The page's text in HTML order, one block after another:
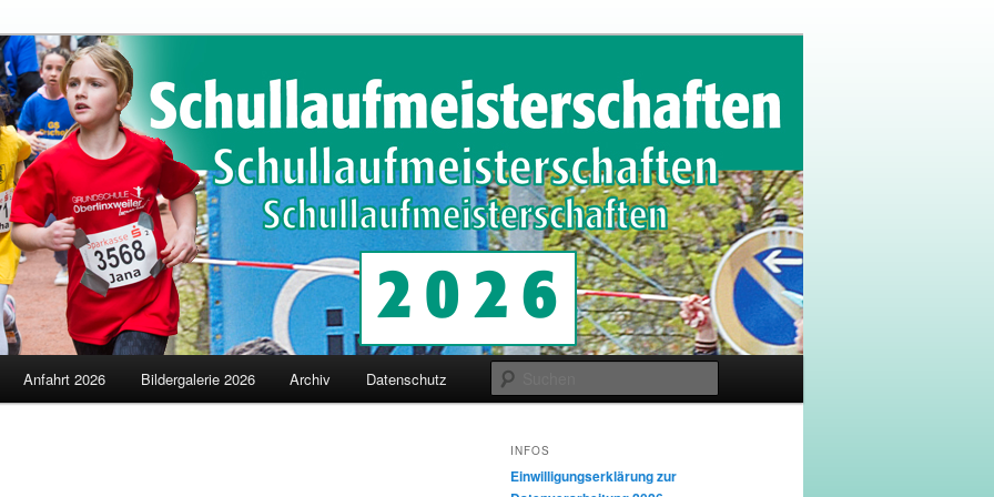
in Merzig
Anfahrt 2026 Bildergalerie 2026 Archiv Datenschutz
INFOS
Einwilligungserklärung zur